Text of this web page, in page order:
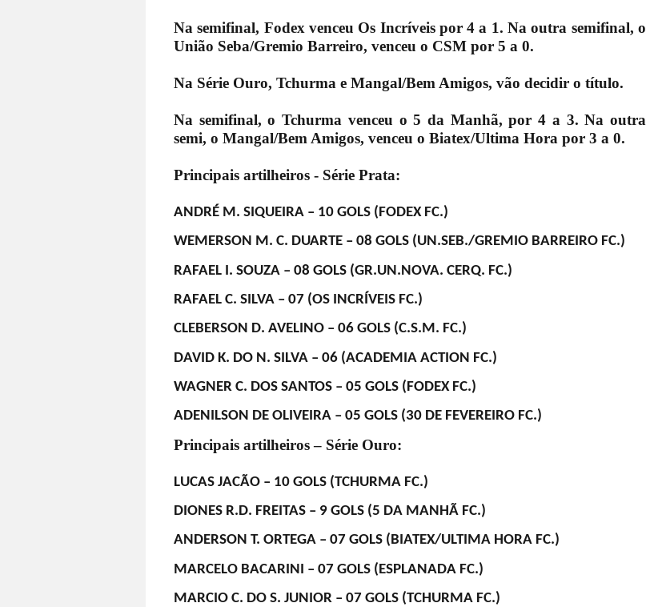
Na semifinal, Fodex venceu Os Incríveis por 4 a 1. Na outra semifinal, o
União Seba/Gremio Barreiro, venceu o CSM por 5 a 0.
Na Série Ouro, Tchurma e Mangal/Bem Amigos, vão decidir o título.
Na semifinal, o Tchurma venceu o 5 da Manhã, por 4 a 3. Na outra
semi, o Mangal/Bem Amigos, venceu o Biatex/Ultima Hora por 3 a 0.
Principais artilheiros - Série Prata:
ANDRÉ M. SIQUEIRA – 10 GOLS (FODEX FC.)
WEMERSON M. C. DUARTE – 08 GOLS (UN.SEB./GREMIO BARREIRO FC.)
RAFAEL I. SOUZA – 08 GOLS (GR.UN.NOVA. CERQ. FC.)
RAFAEL C. SILVA – 07 (OS INCRÍVEIS FC.)
CLEBERSON D. AVELINO – 06 GOLS (C.S.M. FC.)
DAVID K. DO N. SILVA – 06 (ACADEMIA ACTION FC.)
WAGNER C. DOS SANTOS – 05 GOLS (FODEX FC.)
ADENILSON DE OLIVEIRA – 05 GOLS (30 DE FEVEREIRO FC.)
Principais artilheiros – Série Ouro:
LUCAS JACÃO – 10 GOLS (TCHURMA FC.)
DIONES R.D. FREITAS – 9 GOLS (5 DA MANHÃ FC.)
ANDERSON T. ORTEGA – 07 GOLS (BIATEX/ULTIMA HORA FC.)
MARCELO BACARINI – 07 GOLS (ESPLANADA FC.)
MARCIO C. DO S. JUNIOR – 07 GOLS (TCHURMA FC.)